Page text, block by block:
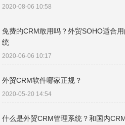
2020-08-06 10:58
免费的CRM敢用吗？外贸SOHO适合
统
2020-06-06 10:17
外贸CRM软件哪家正规？
2020-05-20 14:54
什么是外贸CRM管理系统？和国内